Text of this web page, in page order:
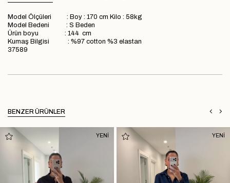
Model Ölçüleri : Boy : 170 cm Kilo : 58kg
Model Bedeni : S Beden
Ürün boyu : 144 cm
Kumaş Bilgisi : %97 cotton %3 elastan
37589
BENZER ÜRÜNLER
YENİ YENİ